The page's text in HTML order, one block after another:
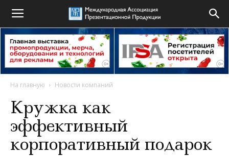
На главную Новости компаний
Кружка как
эффективный
корпоративный подарок